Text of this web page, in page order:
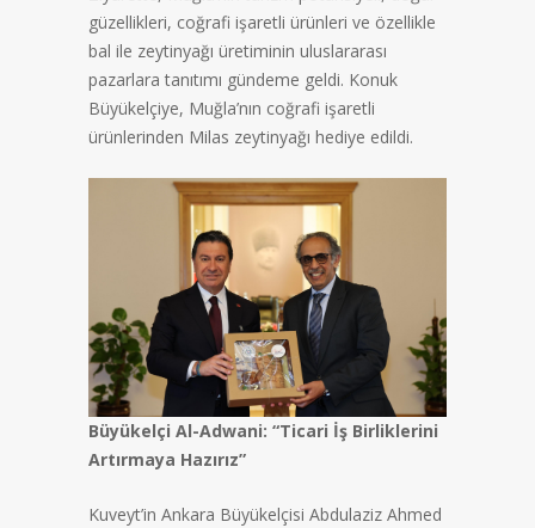
güzellikleri, coğrafi işaretli ürünleri ve özellikle
bal ile zeytinyağı üretiminin uluslararası
pazarlara tanıtımı gündeme geldi. Konuk
Büyükelçiye, Muğla’nın coğrafi işaretli
ürünlerinden Milas zeytinyağı hediye edildi.
Büyükelçi Al-Adwani: “Ticari İş Birliklerini
Artırmaya Hazırız”
Kuveyt’in Ankara Büyükelçisi Abdulaziz Ahmed